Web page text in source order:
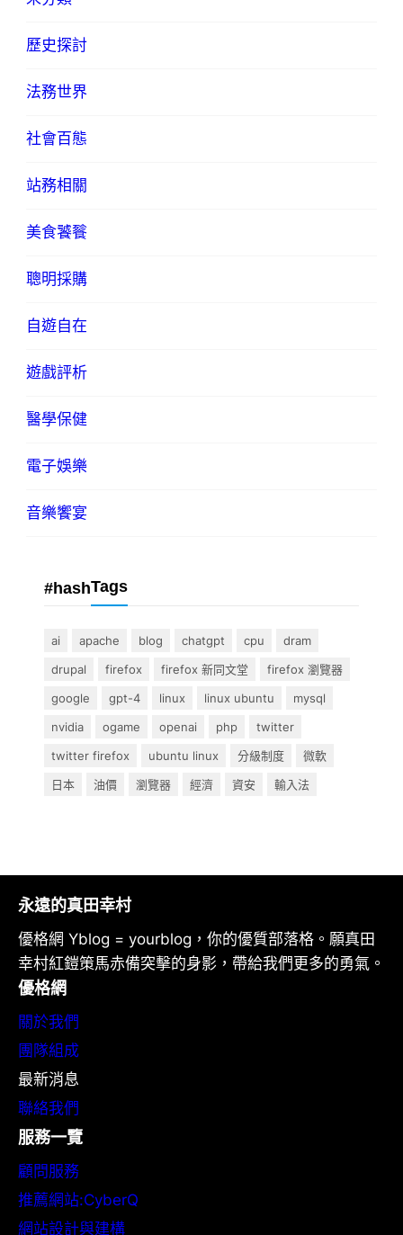
歷史探討
法務世界
社會百態
站務相關
美食饕餮
聰明採購
自遊自在
遊戲評析
醫學保健
電子娛樂
音樂饗宴
#hashTags
ai apache blog chatgpt cpu
dram
drupal
firefox firefox 新同文堂
firefox 瀏覽器
google
gpt-4 linux linux ubuntu
mysql
nvidia
ogame openai php
twitter
twitter firefox
ubuntu linux 分級制度
微軟
日本
油價 瀏覽器 經濟 資安 輸入法
永遠的真田幸村
優格網 Yblog = yourblog，你的優質部落格。願真田
幸村紅鎧策馬赤備突擊的身影，帶給我們更多的勇氣。
優格網
關於我們
團隊組成
最新消息
聯絡我們
服務一覽
顧問服務
推薦網站:CyberQ
網站設計與建構